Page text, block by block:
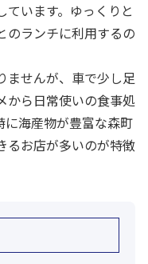
います。ゆっくりと
のランチに利用するの
ませんが、車で少し足
から日常使いの食事処
に海産物が豊富な森町
るお店が多いのが特徴